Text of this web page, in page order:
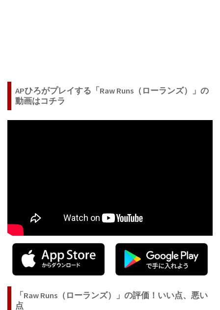
APひろがプレイする「Raw Runs（ローランズ）」の
動画はコチラ
「Raw Runs（ローランズ）」の評価！いい点、悪い
点